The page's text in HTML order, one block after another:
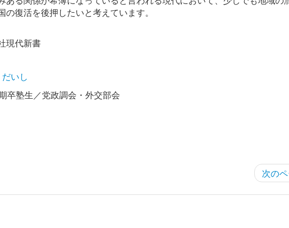
復活を後押したいと考えています。
現代新書
いし
卒塾生／党政調会・外交部会
次の